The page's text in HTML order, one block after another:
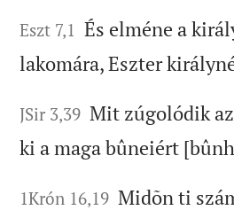
Eszt 7,1 És elméne a
lakomára, Eszter
JSir 3,39 Mit zúgolódik
ki a maga bûneiért
1Krón 16,19 Midõn ti